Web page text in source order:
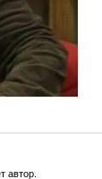
автор.